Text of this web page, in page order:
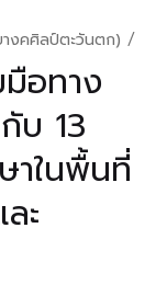
งคศิลป์ตะวันตก) /
อทาง
บ 13
าในพื้นที่
ะ